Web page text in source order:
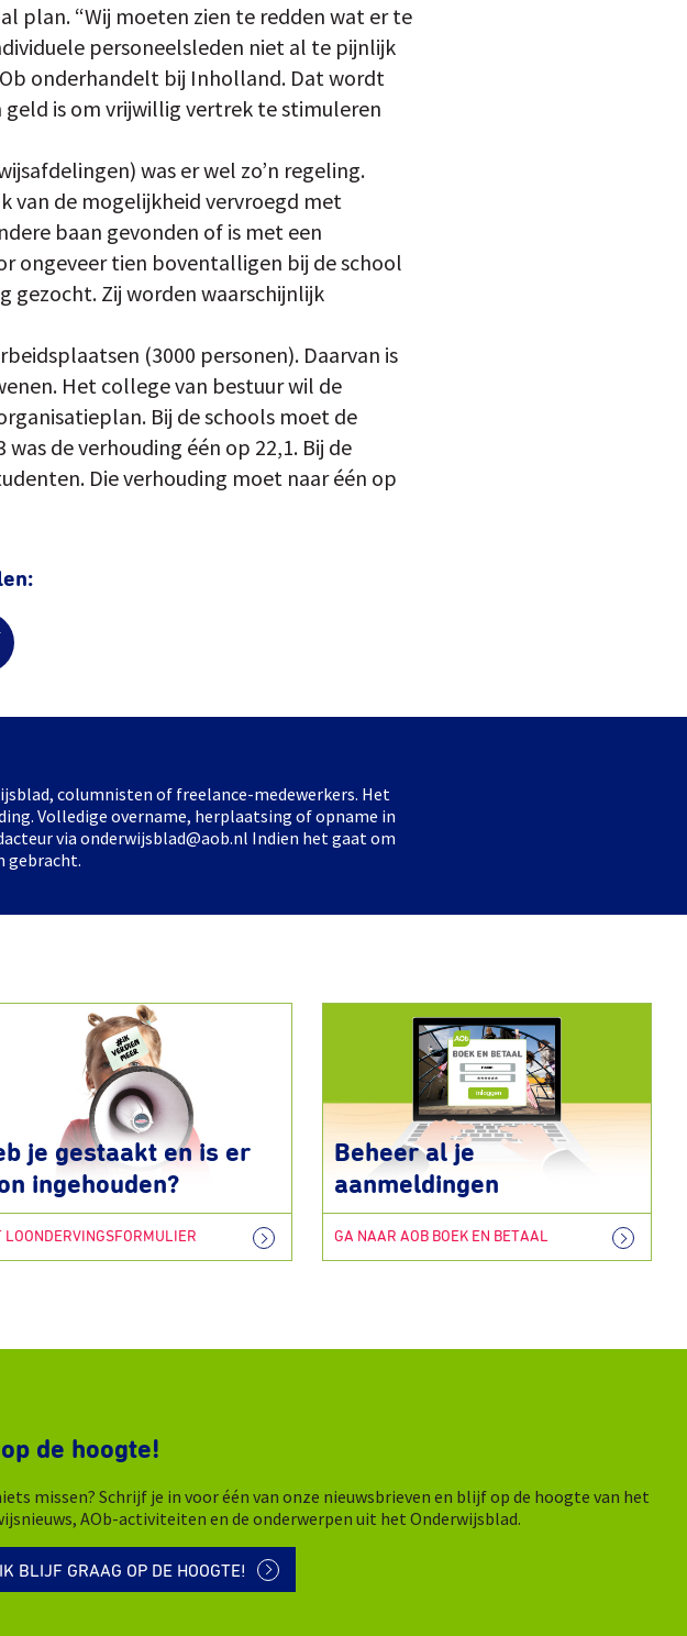
plan. “Wij moeten zien te redden wat er te
personeelsleden niet al te pijnlijk
onderhandelt bij Inholland. Dat wordt
is om vrijwillig vertrek te stimuleren
was er wel zo’n regeling.
van de mogelijkheid vervroegd met
baan gevonden of is met een
ongeveer tien boventalligen bij de school
gezocht. Zij worden waarschijnlijk
(3000 personen). Daarvan is
Het college van bestuur wil de
Bij de schools moet de
de verhouding één op 22,1. Bij de
Die verhouding moet naar één op
columnisten of freelance-medewerkers. Het
Volledige overname, herplaatsing of opname in
via onderwijsblad@aob.nl Indien het gaat om
gebracht.
je gestaakt en is er
ingehouden?
LOONDERVINGSFORMULIER
Beheer al je
aanmeldingen
GA NAAR AOB BOEK EN BETAAL
de hoogte!
missen? Schrijf je in voor één van onze nieuwsbrieven en blijf op de hoogte van het
AOb-activiteiten en de onderwerpen uit het Onderwijsblad.
BLIJF GRAAG OP DE HOOGTE!